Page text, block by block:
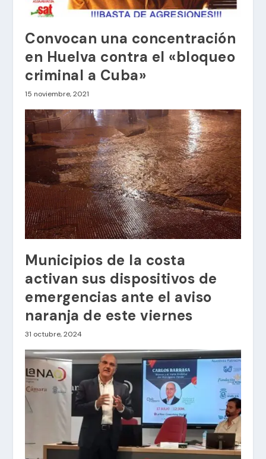
Convocan una concentración
en Huelva contra el «bloqueo
criminal a Cuba»
15 noviembre, 2021
Municipios de la costa
activan sus dispositivos de
emergencias ante el aviso
naranja de este viernes
31 octubre, 2024